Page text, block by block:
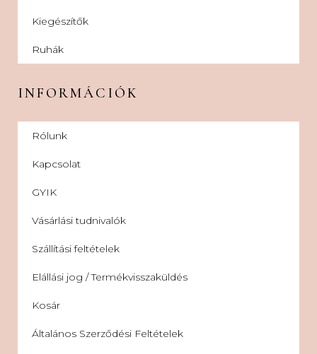
Kiegészítők
Ruhák
INFORMÁCIÓK
Rólunk
Kapcsolat
GYIK
Vásárlási tudnivalók
Szállítási feltételek
Elállási jog / Termékvisszaküldés
Kosár
Általános Szerződési Feltételek